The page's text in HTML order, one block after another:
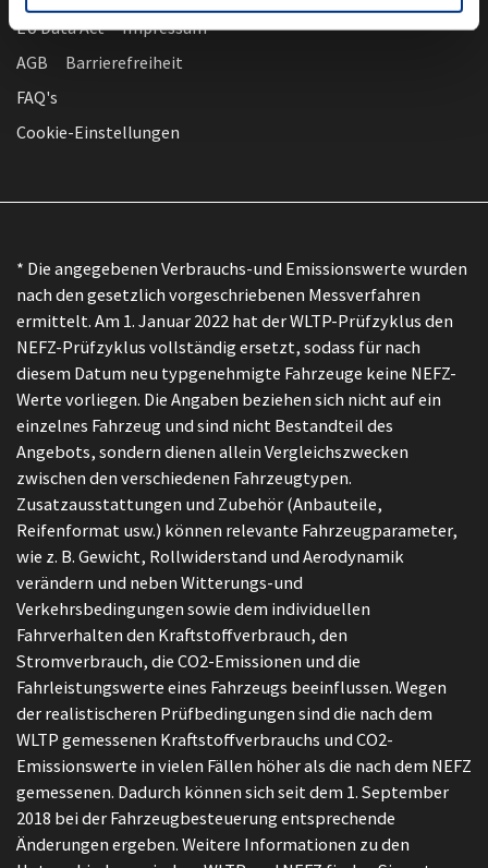
EU Data Act
Impressum
AGB
Barrierefreiheit
FAQ's
Cookie-Einstellungen
* Die angegebenen Verbrauchs-und Emissionswerte wurden
nach den gesetzlich vorgeschriebenen Messverfahren
ermittelt. Am 1. Januar 2022 hat der WLTP-Prüfzyklus den
NEFZ-Prüfzyklus vollständig ersetzt, sodass für nach
diesem Datum neu typgenehmigte Fahrzeuge keine NEFZ-
Werte vorliegen. Die Angaben beziehen sich nicht auf ein
einzelnes Fahrzeug und sind nicht Bestandteil des
Angebots, sondern dienen allein Vergleichszwecken
zwischen den verschiedenen Fahrzeugtypen.
Zusatzausstattungen und Zubehör (Anbauteile,
Reifenformat usw.) können relevante Fahrzeugparameter,
wie z. B. Gewicht, Rollwiderstand und Aerodynamik
verändern und neben Witterungs-und
Verkehrsbedingungen sowie dem individuellen
Fahrverhalten den Kraftstoffverbrauch, den
Stromverbrauch, die CO2-Emissionen und die
Fahrleistungswerte eines Fahrzeugs beeinflussen. Wegen
der realistischeren Prüfbedingungen sind die nach dem
WLTP gemessenen Kraftstoffverbrauchs und CO2-
Emissionswerte in vielen Fällen höher als die nach dem NEFZ
gemessenen. Dadurch können sich seit dem 1. September
2018 bei der Fahrzeugbesteuerung entsprechende
Änderungen ergeben. Weitere Informationen zu den